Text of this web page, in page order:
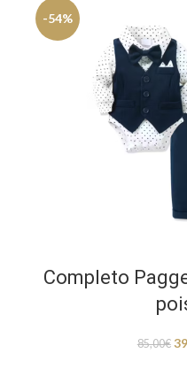
-54%
Completo
85,00€